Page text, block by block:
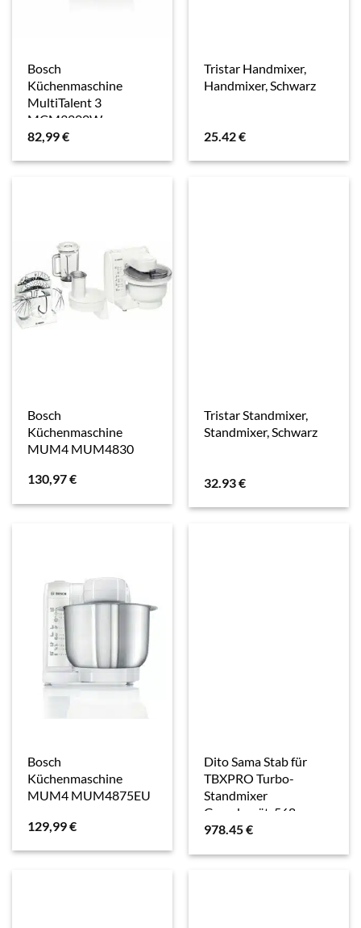
Bosch
Küchenmaschine
MultiTalent 3
MCM3200W
82,99€
Tristar Handmixer,
Handmixer, Schwarz
25.42€
Bosch
Küchenmaschine
MUM4 MUM4830
130,97€
Tristar Standmixer,
Standmixer, Schwarz
32.93€
Bosch
Küchenmaschine
MUM4 MUM4875EU
129,99€
Dito Sama Stab für
TBXPRO Turbo-
Standmixer
Grundgerät, 568 mm
650176 , 1 Stab
978.45€